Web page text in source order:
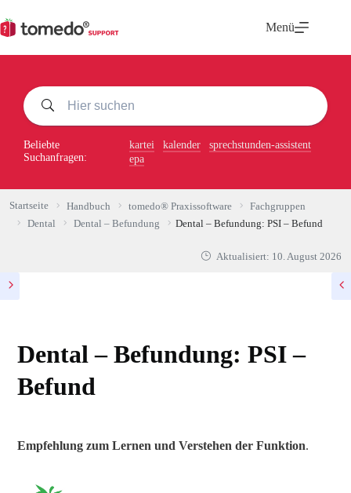
Inhalt
springen
Menü
Beliebte
Suchanfragen:
kartei kalender
sprechstunden-assistent
epa
Startseite Handbuch tomedo® Praxissoftware
Fachgruppen
Dental
Dental – Befundung Dental – Befundung: PSI – Befund
Aktualisiert: 10. August 2026
Dental – Befundung: PSI –
Befund
Empfehlung zum Lernen und Verstehen der Funktion.